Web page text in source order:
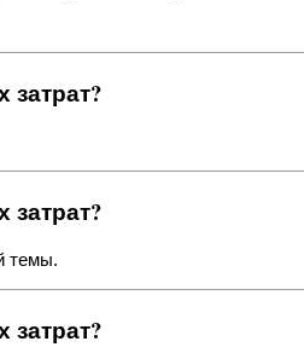
затрат?
затрат?
темы.
затрат?